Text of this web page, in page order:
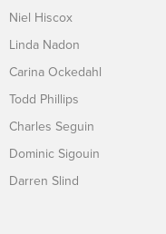
Niel Hiscox
Linda Nadon
Carina Ockedahl
Todd Phillips
Charles Seguin
Dominic Sigouin
Darren Slind